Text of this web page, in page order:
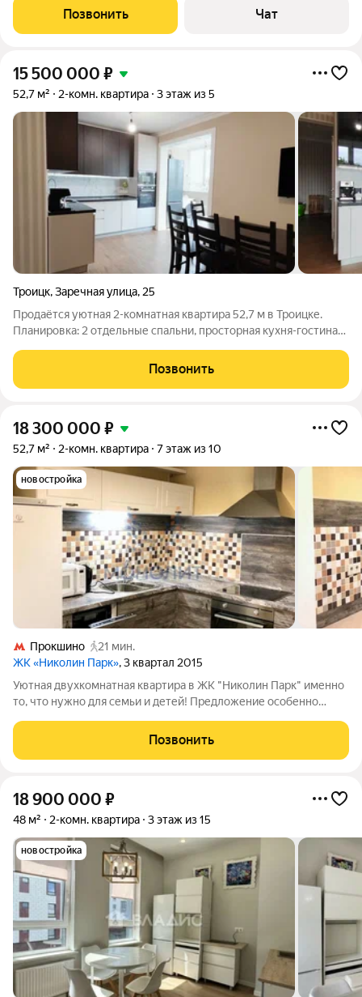
Собственник.Позвонить Чат
15 500 000 ₽
52,7 м² 2-комн. квартира 3 этаж из 5
Троицк,Заречная улица, 25
Продаётся уютная 2-комнатная квартира 52,7 м в Троицке.
Планировка: 2 отдельные спальни, просторная кухня-гостиная,
атмосфера. Расположение: рядом с рекой и красивым,
ухоженным парком, где есть
Позвонить
18 300 000 ₽
52,7 м² 2-комн. квартира 7 этаж из 10
новостройка
Прокшино
21 мин.
ЖК «Николин Парк», 3 квартал 2015
Уютная двухкомнатная квартира в ЖК "Николин Парк" именно
то, что нужно для семьи и детей! Предложение особенно
городскую среду. Здесь каждый найдёт свой уголок для
отдыха и пространство для
Позвонить
18 900 000 ₽
48 м² 2-комн. квартира 3 этаж из 15
новостройка